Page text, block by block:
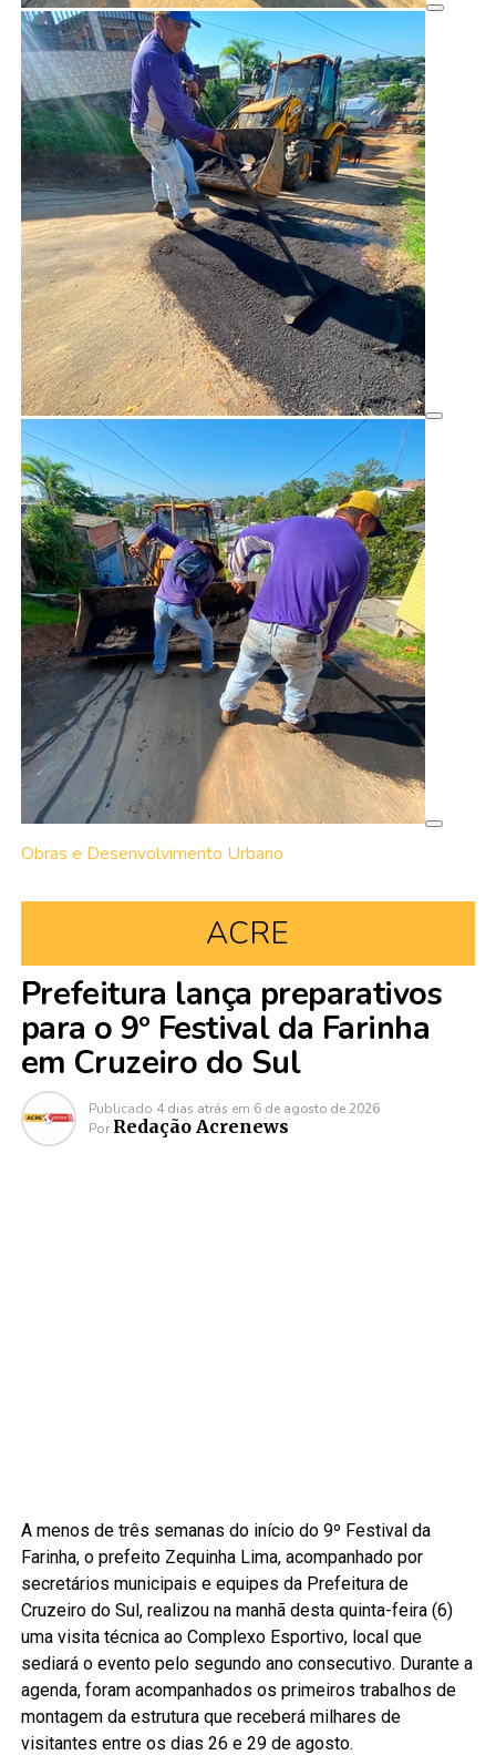
Obras e Desenvolvimento Urbano
ACRE
Prefeitura lança preparativos
para o 9º Festival da Farinha
em Cruzeiro do Sul
Publicado 4 dias atrás em 6 de agosto de 2026
Por Redação Acrenews
A menos de três semanas do início do 9º Festival da
Farinha, o prefeito Zequinha Lima, acompanhado por
secretários municipais e equipes da Prefeitura de
Cruzeiro do Sul, realizou na manhã desta quinta-feira (6)
uma visita técnica ao Complexo Esportivo, local que
sediará o evento pelo segundo ano consecutivo. Durante a
agenda, foram acompanhados os primeiros trabalhos de
montagem da estrutura que receberá milhares de
visitantes entre os dias 26 e 29 de agosto.